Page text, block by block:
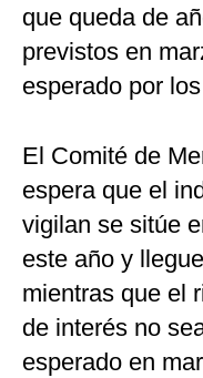
que queda de
previstos en
esperado por
El Comité de
espera que el
vigilan se sitúe
este año y
mientras que el
de interés no
esperado en